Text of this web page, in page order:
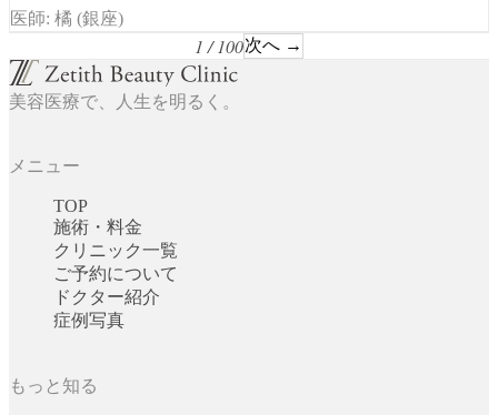
医師: 橘 (銀座)
1 / 100次へ →
美容医療で、人生を明るく。
メニュー
TOP
施術・料金
クリニック一覧
ご予約について
ドクター紹介
症例写真
もっと知る